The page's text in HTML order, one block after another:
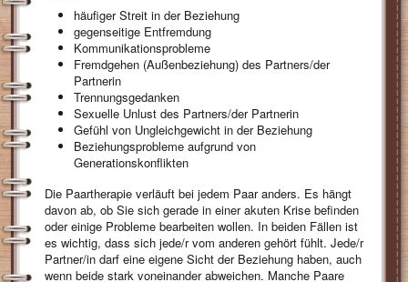
häufiger Streit in der Beziehung
gegenseitige Entfremdung
Kommunikationsprobleme
Fremdgehen (Außenbeziehung) des Partners/der
Partnerin
Trennungsgedanken
Sexuelle Unlust des Partners/der Partnerin
Gefühl von Ungleichgewicht in der Beziehung
Beziehungsprobleme aufgrund von
Generationskonflikten
Die Paartherapie verläuft bei jedem Paar anders. Es hängt
davon ab, ob Sie sich gerade in einer akuten Krise befinden
oder einige Probleme bearbeiten wollen. In beiden Fällen ist
es wichtig, dass sich jede/r vom anderen gehört fühlt. Jede/r
Partner/in darf eine eigene Sicht der Beziehung haben, auch
wenn beide stark voneinander abweichen. Manche Paare